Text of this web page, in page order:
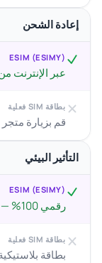
إعادة الشحن
ESIM (ESIMY)
عبر الإنترنت
بطاقة SIM فعلية
قم بزيارة
التأثير البيئي
ESIM (ESIMY)
رقمي 100% — بدون نفايات بلاستيكية
بطاقة SIM فعلية
بطاقة